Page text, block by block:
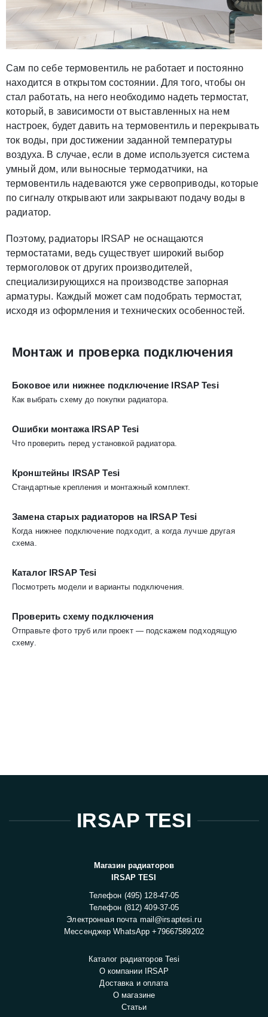
Сам по себе термовентиль не работает и постоянно
находится в открытом состоянии. Для того, чтобы он
стал работать, на него необходимо надеть термостат,
который, в зависимости от выставленных на нем
настроек, будет давить на термовентиль и перекрывать
ток воды, при достижении заданной температуры
воздуха. В случае, если в доме используется система
умный дом, или выносные термодатчики, на
термовентиль надеваются уже сервоприводы, которые
по сигналу открывают или закрывают подачу воды в
радиатор.
Поэтому, радиаторы IRSAP не оснащаются
термостатами, ведь существует широкий выбор
термоголовок от других производителей,
специализирующихся на производстве запорная
арматуры. Каждый может сам подобрать термостат,
исходя из оформления и технических особенностей.
Монтаж и проверка подключения
Боковое или нижнее подключение IRSAP Tesi
Как выбрать схему до покупки радиатора.
Ошибки монтажа IRSAP Tesi
Что проверить перед установкой радиатора.
Кронштейны IRSAP Tesi
Стандартные крепления и монтажный комплект.
Замена старых радиаторов на IRSAP Tesi
Когда нижнее подключение подходит, а когда лучше другая
схема.
Каталог IRSAP Tesi
Посмотреть модели и варианты подключения.
Проверить схему подключения
Отправьте фото труб или проект — подскажем подходящую
схему.
IRSAP TESI
Магазин радиаторов
IRSAP TESI
Телефон (495) 128-47-05
Телефон (812) 409-37-05
Электронная почта mail@irsaptesi.ru
Мессенджер WhatsApp+79667589202
Каталог радиаторов Tesi
О компании IRSAP
Доставка и оплата
О магазине
Статьи